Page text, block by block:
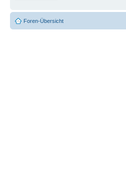
Foren-Übersicht